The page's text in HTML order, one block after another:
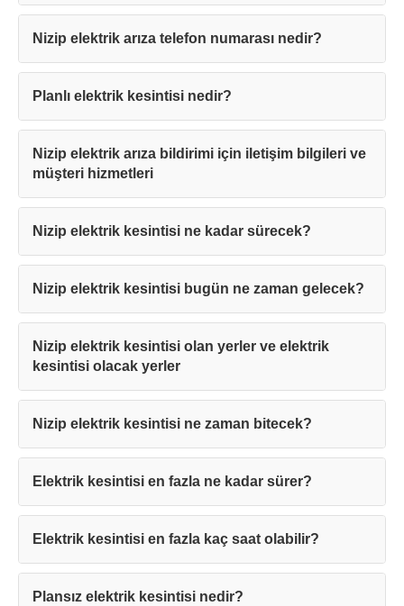
Nizip elektrik arıza telefon numarası nedir?
Planlı elektrik kesintisi nedir?
Nizip elektrik arıza bildirimi için iletişim bilgileri ve
müşteri hizmetleri
Nizip elektrik kesintisi ne kadar sürecek?
Nizip elektrik kesintisi bugün ne zaman gelecek?
Nizip elektrik kesintisi olan yerler ve elektrik
kesintisi olacak yerler
Nizip elektrik kesintisi ne zaman bitecek?
Elektrik kesintisi en fazla ne kadar sürer?
Elektrik kesintisi en fazla kaç saat olabilir?
Plansız elektrik kesintisi nedir?
Teşekkürler!